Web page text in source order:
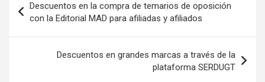
de
entradas
Descuentos en la compra de temarios de oposición
con la Editorial MAD para afiliadas y afiliados
Descuentos en grandes marcas a través de la
plataforma SERDUGT